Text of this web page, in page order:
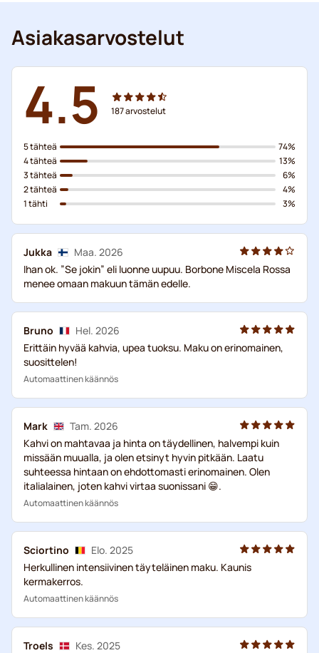
Asiakasarvostelut
4.5 187arvostelut
5 tähteä
4 tähteä
3 tähteä
2 tähteä
1 tähti
74%
13%
6%
4%
3%
Jukka
Maa. 2026
Ihan ok. ”Se jokin” eli luonne uupuu. Borbone Miscela Rossa
menee omaan makuun tämän edelle.
Bruno
Hel. 2026
Erittäin hyvää kahvia, upea tuoksu. Maku on erinomainen,
suosittelen!
Automaattinen käännös
Mark
Tam. 2026
Kahvi on mahtavaa ja hinta on täydellinen, halvempi kuin
missään muualla, ja olen etsinyt hyvin pitkään. Laatu
suhteessa hintaan on ehdottomasti erinomainen. Olen
italialainen, joten kahvi virtaa suonissani 😁.
Automaattinen käännös
Sciortino
Elo. 2025
Herkullinen intensiivinen täyteläinen maku. Kaunis
kermakerros.
Automaattinen käännös
Troels
Kes. 2025